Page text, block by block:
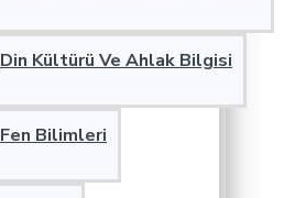
Din Kültürü Ve Ahlak Bilgisi
Fen Bilimleri